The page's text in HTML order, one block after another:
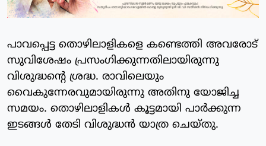
പാവപ്പെട്ട തൊഴിലാളികളെ കണ്ടെത്തി അവരോട്
സുവിശേഷം പ്രസംഗിക്കുന്നതിലായിരുന്നു
വിശുദ്ധന്റെ ശ്രദ്ധ. രാവിലെയും
വൈകുന്നേരവുമായിരുന്നു അതിനു യോജിച്ച
സമയം. തൊഴിലാളികള്‍ കൂട്ടമായി പാര്‍ക്കുന്ന
ഇടങ്ങള്‍ തേടി വിശുദ്ധന്‍ യാത്ര ചെയ്തു.